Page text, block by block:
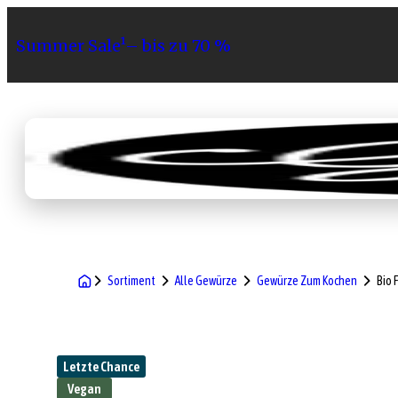
Summer Sale¹– bis zu 70 %
Sortiment Geschenke
Sortiment Alle Gewürze Gewürze Zum Kochen Bio
Letzte Chance
Vegan